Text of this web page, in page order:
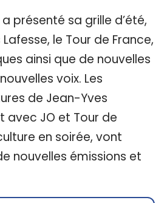
présenté sa grille d’été,
le Tour de France,
ainsi que de nouvelles
voix. Les
de Jean-Yves
avec JO et Tour de
en soirée, vont
nouvelles émissions et